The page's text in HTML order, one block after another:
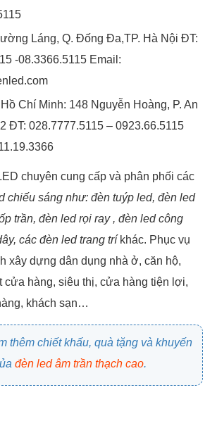
Láng, Q. Đống Đa,TP. Hà Nội ĐT:
-08.3366.5115 Email:
Chí Minh: 148 Nguyễn Hoàng, P. An
ĐT: 028.7777.5115 – 0923.66.5115
chuyên cung cấp và phân phối các
chiếu sáng như: đèn tuýp led, đèn led
trần, đèn led rọi ray , đèn led công
các đèn led trang tríkhác. Phục vụ
xây dựng dân dụng nhà ở, căn hộ,
cửa hàng, siêu thị, cửa hàng tiện lợi,
hàng, khách sạn…
thêm chiết khấu, quà tặng và khuyến
đèn led âm trần thạch cao.